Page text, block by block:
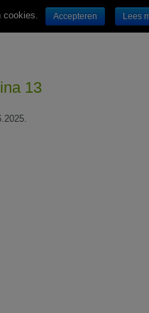
13
cookies. Accepteren Lees